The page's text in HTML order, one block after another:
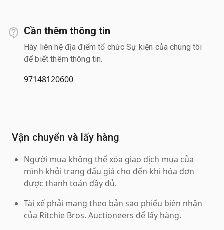
Cần thêm thông tin
Hãy liên hệ địa điểm tổ chức Sự kiện của chúng tôi
để biết thêm thông tin.
97148120600
Vận chuyển và lấy hàng
Người mua không thể xóa giao dịch mua của
mình khỏi trang đấu giá cho đến khi hóa đơn
được thanh toán đầy đủ.
Tài xế phải mang theo bản sao phiếu biên nhận
của Ritchie Bros. Auctioneers để lấy hàng.